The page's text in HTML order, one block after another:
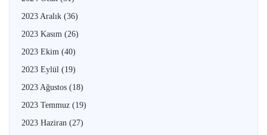
2023 Aralık (36)
2023 Kasım (26)
2023 Ekim (40)
2023 Eylül (19)
2023 Ağustos (18)
2023 Temmuz (19)
2023 Haziran (27)